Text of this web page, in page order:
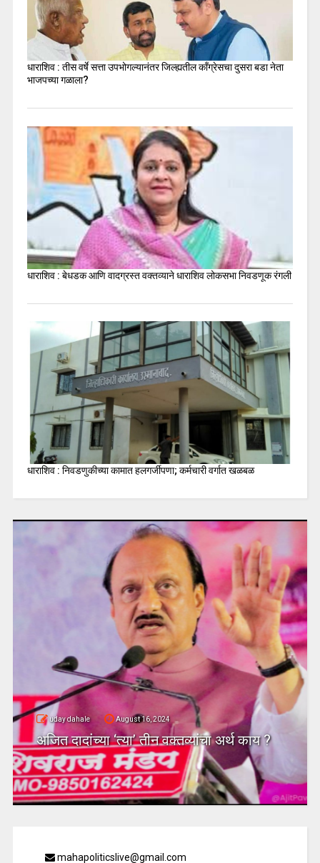
धाराशिव : तीस वर्षे सत्ता उपभोगल्यानंतर जिल्ह्यतील कॉंग्रेसचा दुसरा बडा नेता
भाजपच्या गळाला?
धाराशिव : बेधडक आणि वादग्रस्त वक्तव्याने धाराशिव लोकसभा निवडणूक रंगली
धाराशिव : निवडणुकीच्या कामात हलगर्जीपणा; कर्मचारी वर्गात खळबळ
uday dahale August 16, 2024
अजित दादांच्या ‘त्या’ तीन वक्तव्यांचा अर्थ काय ?
mahapoliticslive@gmail.com